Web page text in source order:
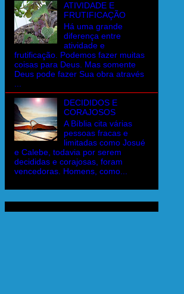
ATIVIDADE E
FRUTIFICAÇÃO
Há uma grande
diferença entre
atividade e
frutificação. Podemos fazer muitas
coisas para Deus. Mas somente
Deus pode fazer Sua obra através
DECIDIDOS E
CORAJOSOS
A Bíblia cita várias
pessoas fracas e
limitadas como Josué
e Calebe, todavia por serem
decididas e corajosas, foram
vencedoras. Homens, como...